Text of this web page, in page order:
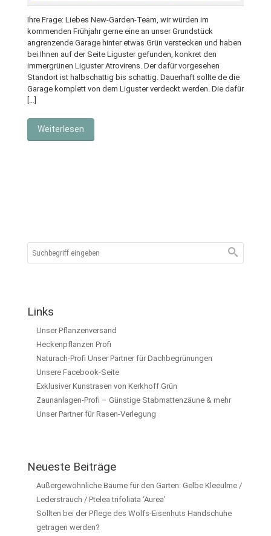
Ihre Frage: Liebes New-Garden-Team, wir würden im
kommenden Frühjahr gerne eine an unser Grundstück
angrenzende Garage hinter etwas Grün verstecken und haben
bei Ihnen auf der Seite Liguster gefunden, konkret den
immergrünen Liguster Atrovirens. Der dafür vorgesehen
Standort ist halbschattig bis schattig. Dauerhaft sollte de die
Garage komplett von dem Liguster verdeckt werden. Die dafür
[…]
Weiterlesen
Links
Unser Pflanzenversand
Heckenpflanzen Profi
Naturach-Profi Unser Partner für Dachbegrünungen
Unsere Facebook-Seite
Exklusiver Kunstrasen von Kerkhoff Grün
Zaunanlagen-Profi – Günstige Stabmattenzäune & mehr
Unser Partner für Rasen-Verlegung
Neueste Beiträge
Außergewöhnliche Bäume für den Garten: Gelbe Kleeulme /
Lederstrauch / Ptelea trifoliata ‘Aurea’
Sollten bei der Pflege des Wolfs-Eisenhuts Handschuhe
getragen werden?